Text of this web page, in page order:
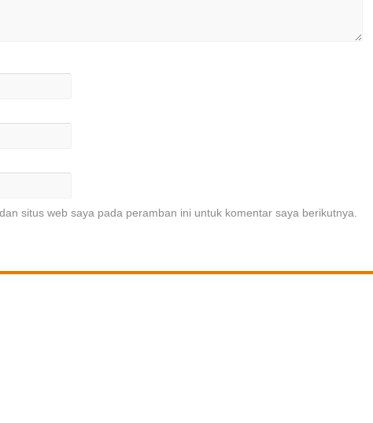
situs web saya pada peramban ini untuk komentar saya berikutnya.